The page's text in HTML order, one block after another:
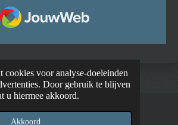
cookies voor analyse-doeleinden
Door gebruik te blijven
u hiermee akkoord.
Akkoord
JouwWeb